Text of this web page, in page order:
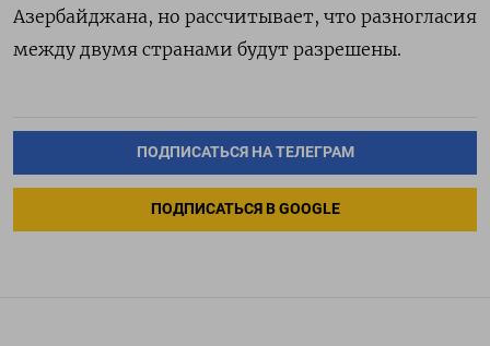
Азербайджана, но рассчитывает, что разногласия
между двумя странами будут разрешены.
ПОДПИСАТЬСЯ НА ТЕЛЕГРАМ
ПОДПИСАТЬСЯ В GOOGLE